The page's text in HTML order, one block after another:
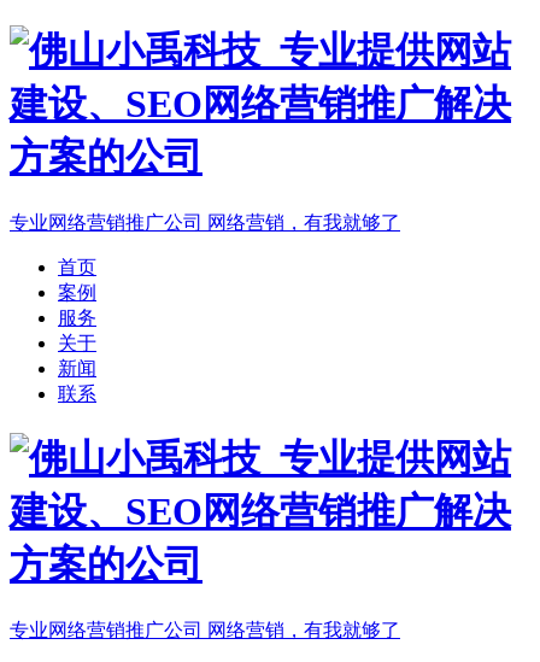
专业网络营销推广公司 网络营销，有我就够了
首页
案例
服务
关于
新闻
联系
专业网络营销推广公司 网络营销，有我就够了